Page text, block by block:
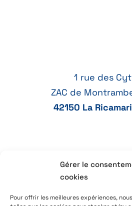
Gérer le
cookies
Pour offrir les meilleures expériences,
1 rue des
ZAC de
42150 La
+33 77 41